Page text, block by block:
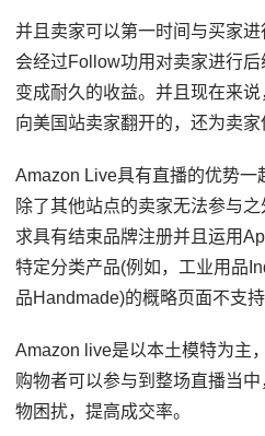
并且卖家可以第一时间与买家
会经过Follow功用对卖家进行
变成耐久的收益。并且现在来
向美国站卖家翻开的，还为卖家
Amazon Live具有直播的优势一
除了其他站点的卖家无法参与
求具有结束品牌注册并且运用
特定分类产品(例如，工业用品
品Handmade)的概略页面不支持
Amazon live是以本土模特为主
购物者可以参与到整场直播当
物困扰，提高成交率。